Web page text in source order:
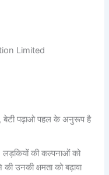
Limited
बेटी पढ़ाओ पहल के अनुरूप है
की कल्पनाओं को
उनकी क्षमता को बढ़ावा